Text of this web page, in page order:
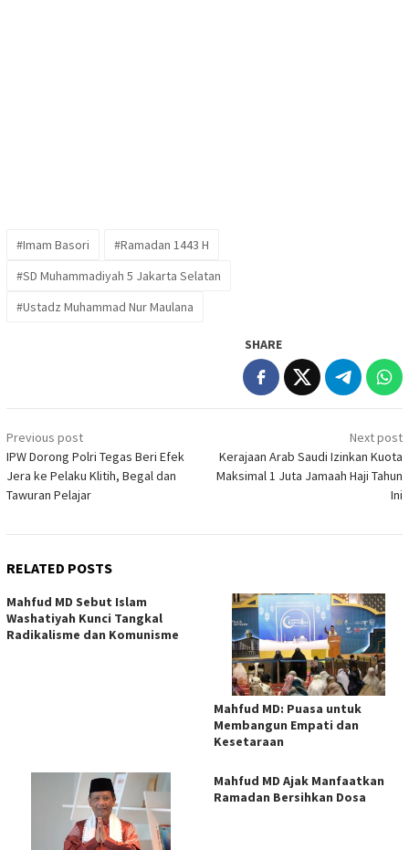
#Imam Basori
#Ramadan 1443 H
#SD Muhammadiyah 5 Jakarta Selatan
#Ustadz Muhammad Nur Maulana
SHARE
Post
navigation
Previous post
IPW Dorong Polri Tegas Beri Efek
Jera ke Pelaku Klitih, Begal dan
Tawuran Pelajar
Next post
Kerajaan Arab Saudi Izinkan Kuota
Maksimal 1 Juta Jamaah Haji Tahun
Ini
RELATED POSTS
Mahfud MD Sebut Islam
Washatiyah Kunci Tangkal
Radikalisme dan Komunisme
Mahfud MD: Puasa untuk
Membangun Empati dan
Kesetaraan
Mahfud MD Ajak Manfaatkan
Ramadan Bersihkan Dosa